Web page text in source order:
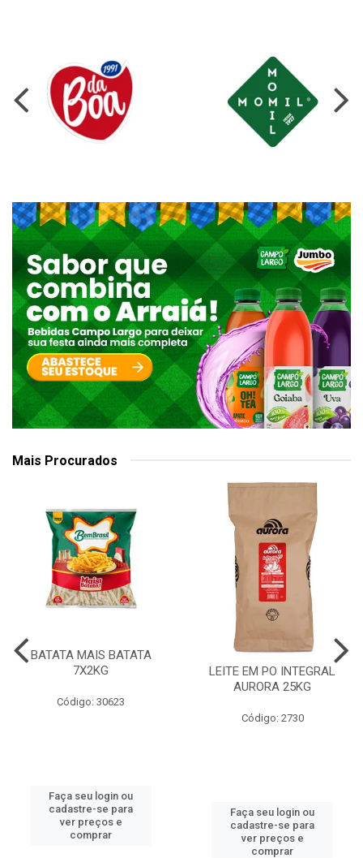
Mais Procurados
BATATA MAIS BATATA
7X2KG
Código: 30623
Faça seu login ou
cadastre-se para
ver preços e
comprar
LEITE EM PO INTEGRAL
AURORA 25KG
Código: 2730
Faça seu login ou
cadastre-se para
ver preços e
comprar